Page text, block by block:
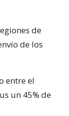
de
de los
entre el
un 45% de